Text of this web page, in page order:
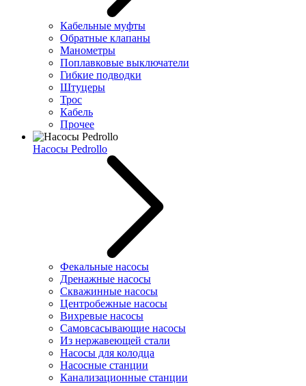
Кабельные муфты
Обратные клапаны
Манометры
Поплавковые выключатели
Гибкие подводки
Штуцеры
Трос
Кабель
Прочее
Насосы Pedrollo
Фекальные насосы
Дренажные насосы
Скважинные насосы
Центробежные насосы
Вихревые насосы
Самовсасывающие насосы
Из нержавеющей стали
Насосы для колодца
Насосные станции
Канализационные станции